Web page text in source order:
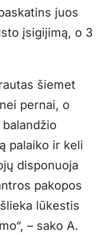
juos
įsigijimą, o 3
šiemet
pernai, o
palaiko ir keli
disponuoja
pakopos
lūkestis
– sako A.